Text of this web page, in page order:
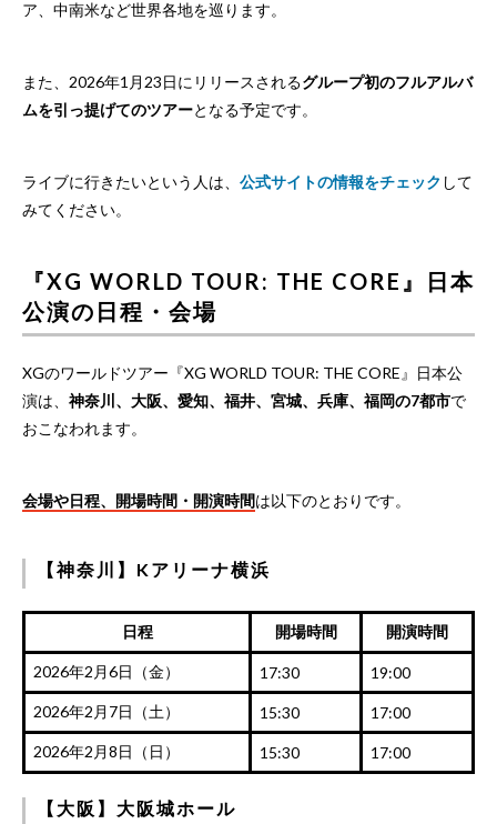
ア、中南米など世界各地を巡ります。
また、2026年1月23日にリリースされるグループ初のフルアルバ
ムを引っ提げてのツアーとなる予定です。
ライブに行きたいという人は、 公式サイトの情報をチェック して
みてください。
『XG WORLD TOUR: THE CORE』日本
公演の日程・会場
XGのワールドツアー『XG WORLD TOUR: THE CORE』日本公
演は、 神奈川、大阪、愛知、福井、宮城、兵庫、福岡の7都市で
おこなわれます。
会場や日程、開場時間・開演時間は以下のとおりです。
【神奈川】Kアリーナ横浜
日程 開場時間 開演時間
2026年2月6日（金） 17:30 19:00
2026年2月7日（土） 15:30 17:00
2026年2月8日（日） 15:30 17:00
【大阪】大阪城ホール